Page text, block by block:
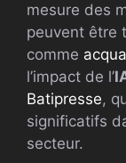
mesure des
peuvent être
comme
l’impact de l’
Batipresse,
significatifs
secteur.